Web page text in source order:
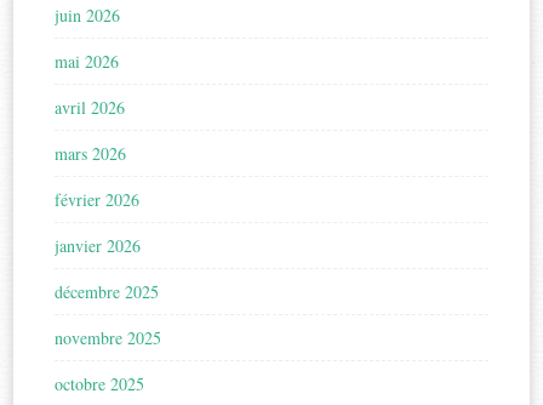
juin 2026
mai 2026
avril 2026
mars 2026
février 2026
janvier 2026
décembre 2025
novembre 2025
octobre 2025